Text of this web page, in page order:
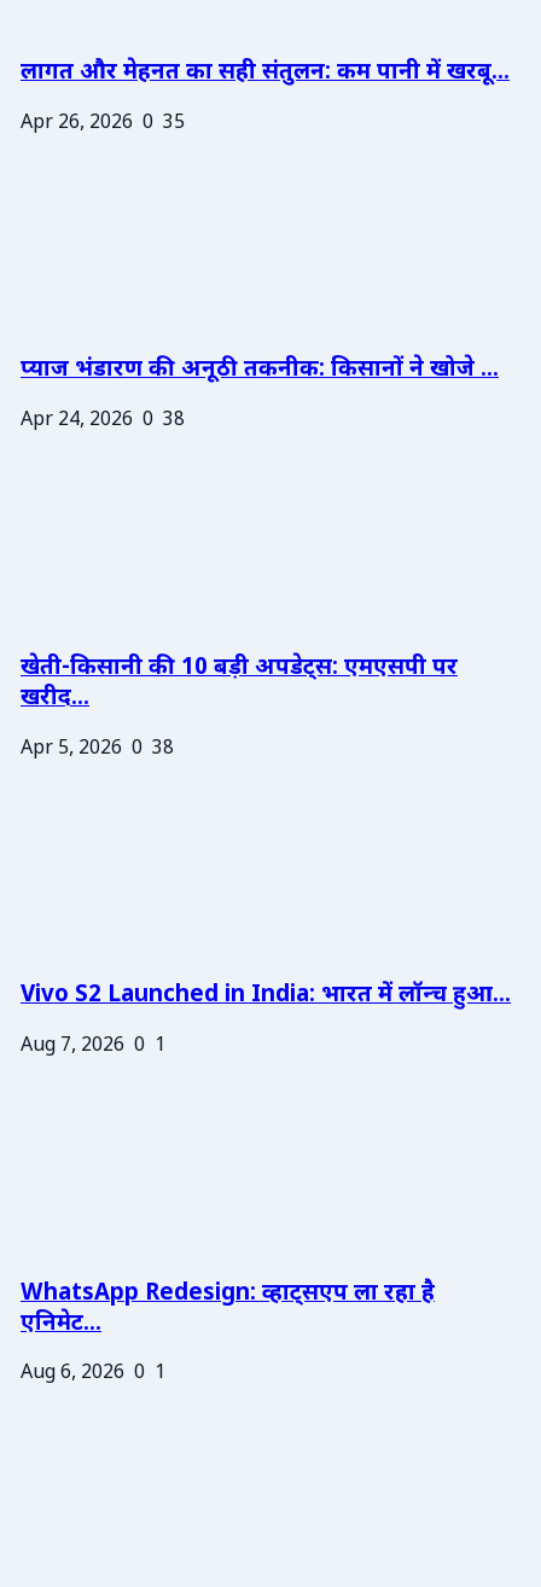
लागत और मेहनत का सही संतुलन: कम पानी में खरबू...
Apr 26, 2026 0 35
प्याज भंडारण की अनूठी तकनीक: किसानों ने खोजे ...
Apr 24, 2026 0 38
खेती-किसानी की 10 बड़ी अपडेट्स: एमएसपी पर
खरीद...
Apr 5, 2026 0 38
Vivo S2 Launched in India: भारत में लॉन्च हुआ...
Aug 7, 2026 0 1
WhatsApp Redesign: व्हाट्सएप ला रहा है
एनिमेट...
Aug 6, 2026 0 1